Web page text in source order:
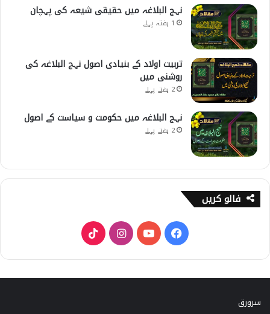
نہج البلاغہ میں حقیقی شیعہ کی پہچان
1 ہفتہ پہلے
تربیت اولاد کے بنیادی اصول نہج البلاغہ کی
روشنی میں
2 ہفتے پہلے
نہج البلاغہ میں حکومت و سیاست کے اصول
2 ہفتے پہلے
فالو کریں
F
a
c
Y
o
u
n
s
T
i
k
سرورق